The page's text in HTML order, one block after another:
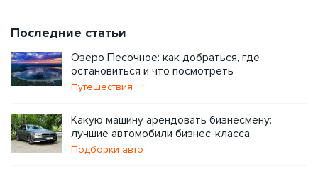
Последние статьи
Озеро Песочное: как добраться, где
остановиться и что посмотреть
Путешествия
Какую машину арендовать бизнесмену:
лучшие автомобили бизнес-класса
Подборки авто